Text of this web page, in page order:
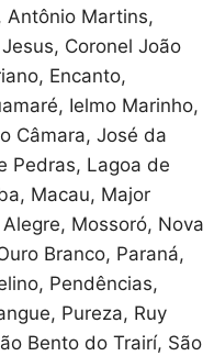
Antônio Martins,
Coronel João
Encanto,
Ielmo Marinho,
Câmara, José da
Pedras, Lagoa de
Macau, Major
Mossoró, Nova
Branco, Paraná,
Pendências,
Pureza, Ruy
Bento do Trairí, São